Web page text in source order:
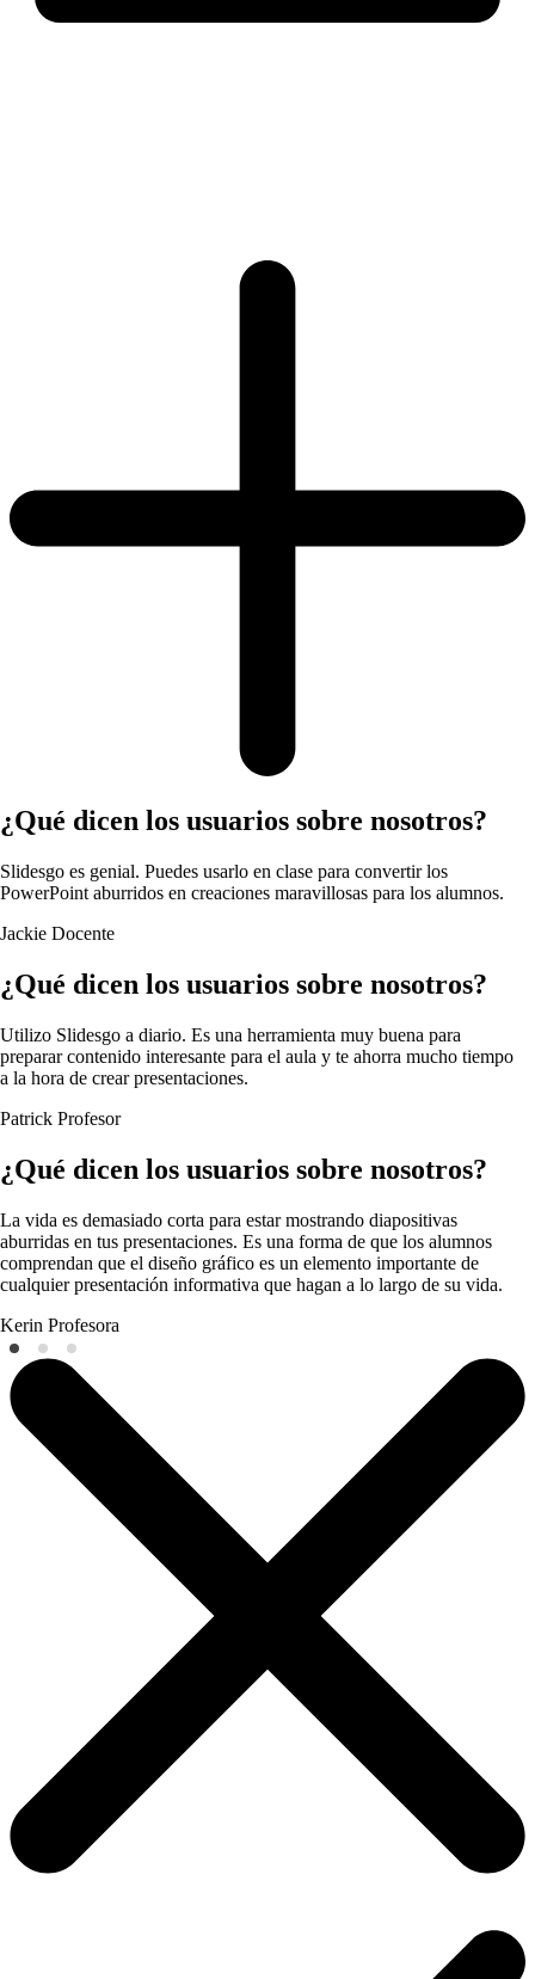
¿Qué dicen los usuarios sobre nosotros?
Slidesgo es genial. Puedes usarlo en clase para convertir los
PowerPoint aburridos en creaciones maravillosas para los alumnos.
Jackie Docente
¿Qué dicen los usuarios sobre nosotros?
Utilizo Slidesgo a diario. Es una herramienta muy buena para
preparar contenido interesante para el aula y te ahorra mucho tiempo
a la hora de crear presentaciones.
Patrick Profesor
¿Qué dicen los usuarios sobre nosotros?
La vida es demasiado corta para estar mostrando diapositivas
aburridas en tus presentaciones. Es una forma de que los alumnos
comprendan que el diseño gráfico es un elemento importante de
cualquier presentación informativa que hagan a lo largo de su vida.
Kerin Profesora